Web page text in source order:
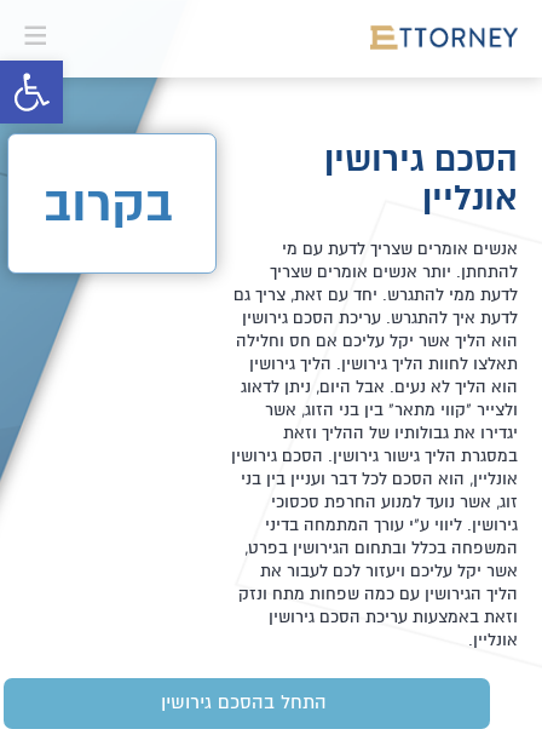
פתח
הסכם גירושין
אונליין
אנשים אומרים שצריך לדעת עם מי
להתחתן. יותר אנשים אומרים שצריך
לדעת ממי להתגרש. יחד עם זאת, צריך גם
לדעת איך להתגרש. עריכת הסכם גירושין
הוא הליך אשר יקל עליכם אם חס וחלילה
תאלצו לחוות הליך גירושין. הליך גירושין
הוא הליך לא נעים. אבל היום, ניתן לדאוג
ולצייר "קווי מתאר" בין בני הזוג, אשר
יגדירו את גבולותיו של ההליך וזאת
במסגרת הליך גישור גירושין. הסכם גירושין
אונליין, הוא הסכם לכל דבר ועניין בין בני
זוג, אשר נועד למנוע החרפת סכסוכי
גירושין. ליווי ע"י עורך המתמחה בדיני
המשפחה בכלל ובתחום הגירושין בפרט,
אשר יקל עליכם ויעזור לכם לעבור את
הליך הגירושין עם כמה שפחות מתח ונזק
וזאת באמצעות עריכת הסכם גירושין
אונליין.
בקרוב
התחל בהסכם גירושין